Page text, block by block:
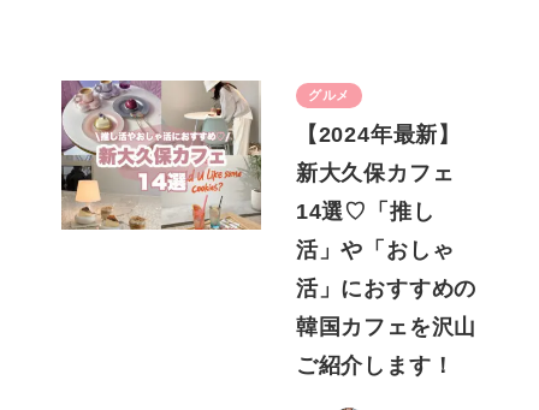
グルメ
【2024年最新】
新大久保カフェ
14選♡「推し
活」や「おしゃ
活」におすすめの
韓国カフェを沢山
ご紹介します！